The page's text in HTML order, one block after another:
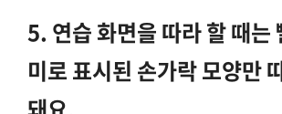
5. 연습 화면을 따라 할 때는
미로 표시된 손가락 모양만